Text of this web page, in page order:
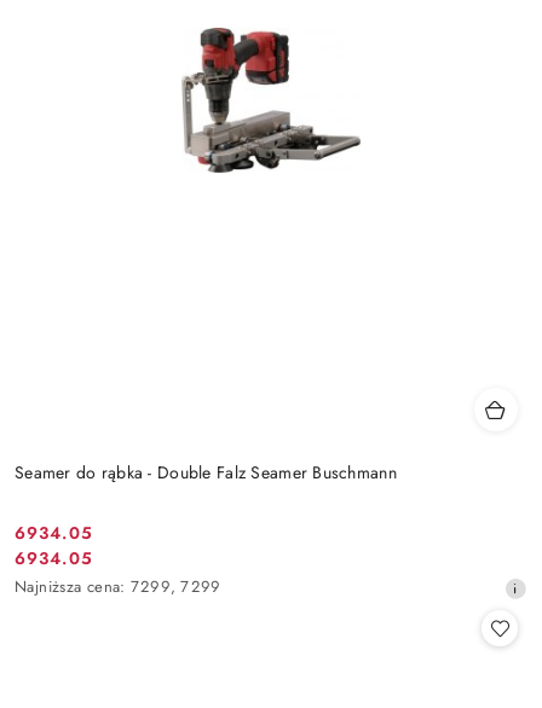
Seamer do rąbka - Double Falz Seamer Buschmann
Cena
promocyjna:
6934.05
Cena
promocyjna:
6934.05
Najniższa
Najniższa cena: 7299, 7299